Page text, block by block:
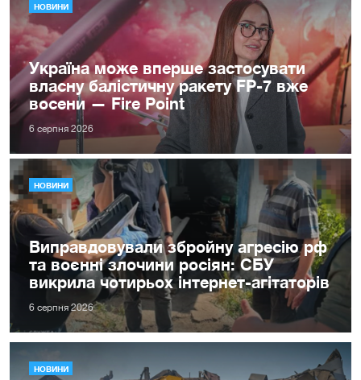
НОВИНИ
Україна може вперше застосувати
власну балістичну ракету FP-7 вже
восени — Fire Point
6 серпня 2026
НОВИНИ
Виправдовували збройну агресію рф
та воєнні злочини росіян: СБУ
викрила чотирьох інтернет-агітаторів
6 серпня 2026
НОВИНИ